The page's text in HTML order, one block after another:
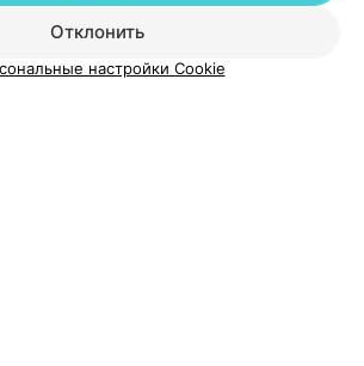
Отклонить
настройки Cookie